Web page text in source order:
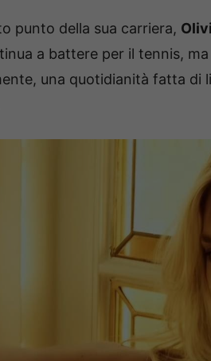
punto della sua carriera,
a battere per il tennis,
una quotidianità fatta di